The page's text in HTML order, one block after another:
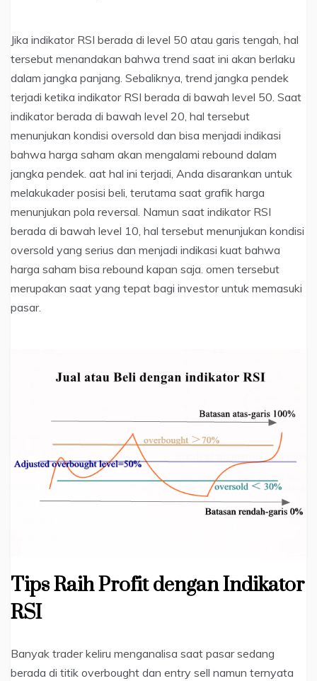
Jika indikator RSI berada di level 50 atau garis tengah, hal
tersebut menandakan bahwa trend saat ini akan berlaku
dalam jangka panjang. Sebaliknya, trend jangka pendek
terjadi ketika indikator RSI berada di bawah level 50. Saat
indikator berada di bawah level 20, hal tersebut
menunjukan kondisi oversold dan bisa menjadi indikasi
bahwa harga saham akan mengalami rebound dalam
jangka pendek. aat hal ini terjadi, Anda disarankan untuk
melakukader posisi beli, terutama saat grafik harga
menunjukan pola reversal. Namun saat indikator RSI
berada di bawah level 10, hal tersebut menunjukan kondisi
oversold yang serius dan menjadi indikasi kuat bahwa
harga saham bisa rebound kapan saja. omen tersebut
merupakan saat yang tepat bagi investor untuk memasuki
pasar.
Tips Raih Profit dengan Indikator
RSI
Banyak trader keliru menganalisa saat pasar sedang
berada di titik overbought dan entry sell namun ternyata